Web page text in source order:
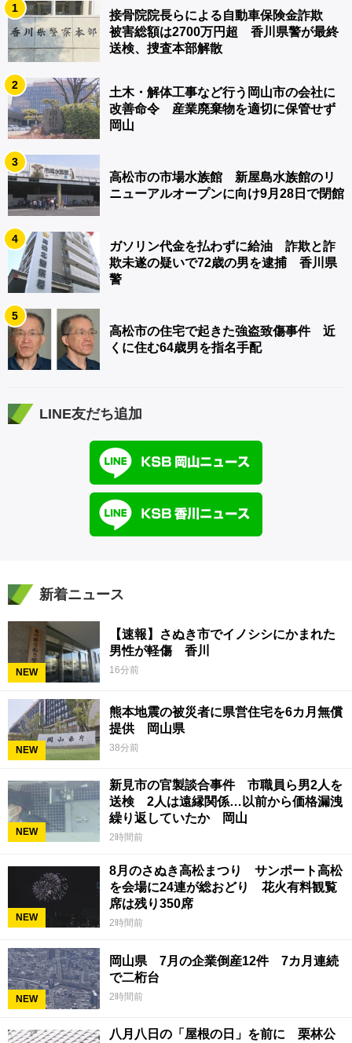
1
接骨院院長らによる自動車保険金詐欺
被害総額は2700万円超 香川県警が最終
送検、捜査本部解散
2
土木・解体工事など行う岡山市の会社に
改善命令 産業廃棄物を適切に保管せず
岡山
3
高松市の市場水族館 新屋島水族館のリ
ニューアルオープンに向け9月28日で閉館
4
ガソリン代金を払わずに給油 詐欺と詐
欺未遂の疑いで72歳の男を逮捕 香川県
警
5
高松市の住宅で起きた強盗致傷事件 近
くに住む64歳男を指名手配
LINE友だち追加
新着ニュース
NEW
【速報】さぬき市でイノシシにかまれた
男性が軽傷 香川
16分前
NEW
熊本地震の被災者に県営住宅を6カ月無償
提供 岡山県
38分前
NEW
新見市の官製談合事件 市職員ら男2人を
送検 2人は遠縁関係…以前から価格漏洩
繰り返していたか 岡山
2時間前
NEW
8月のさぬき高松まつり サンポート高松
を会場に24連が総おどり 花火有料観覧
席は残り350席
2時間前
NEW
岡山県 7月の企業倒産12件 7カ月連続
で二桁台
2時間前
八月八日の「屋根の日」を前に 栗林公